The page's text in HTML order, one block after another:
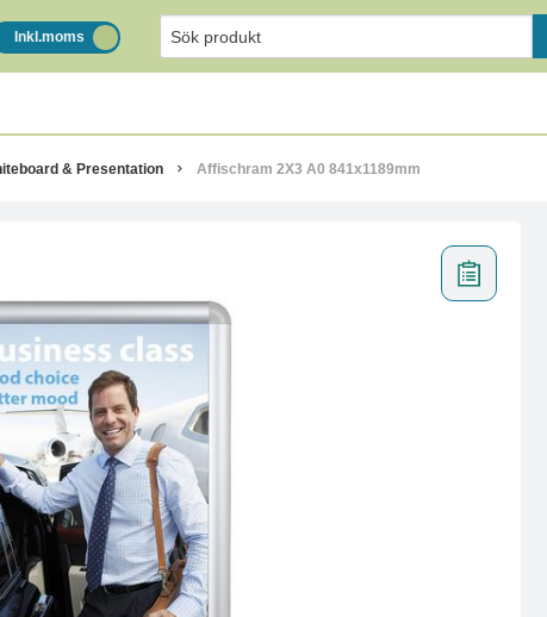
Inkl.moms
& Presentation Affischram 2X3 A0 841x1189mm